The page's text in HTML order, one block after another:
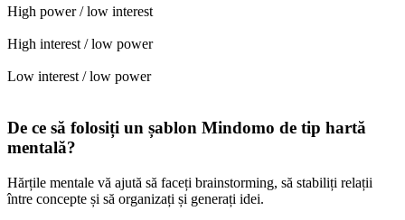
High power / low interest
High interest / low power
Low interest / low power
De ce să folosiți un șablon Mindomo de tip hartă
mentală?
Hărțile mentale vă ajută să faceți brainstorming, să stabiliți relații
între concepte și să organizați și generați idei.